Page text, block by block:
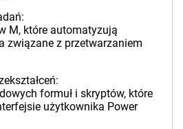
M, które automatyzują
związane z przetwarzaniem
formuł i skryptów, które
użytkownika Power